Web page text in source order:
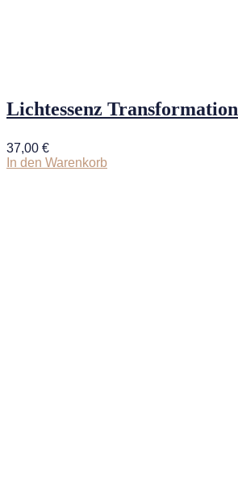
Lichtessenz Transformation
37,00 €
In den Warenkorb